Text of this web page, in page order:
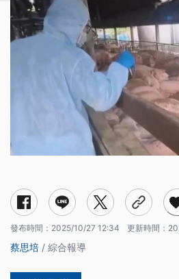
發布時間： 2025/10/27 12:34 更新時間：
蔡思培 / 綜合報導